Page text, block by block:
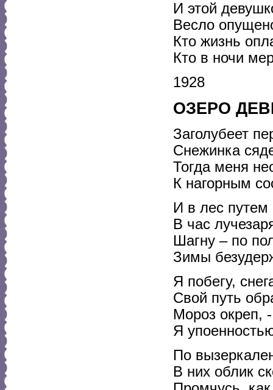
И этой
Весло
Кто жизнь
Кто в ночи
1928
ОЗЕРО
Заголубеет
Снежинка
Тогда меня
К нагорным
И в лес путем
В час
Шагну – по
Зимы
Я побегу,
Свой путь
Мороз окреп,
Я
По
В них облик